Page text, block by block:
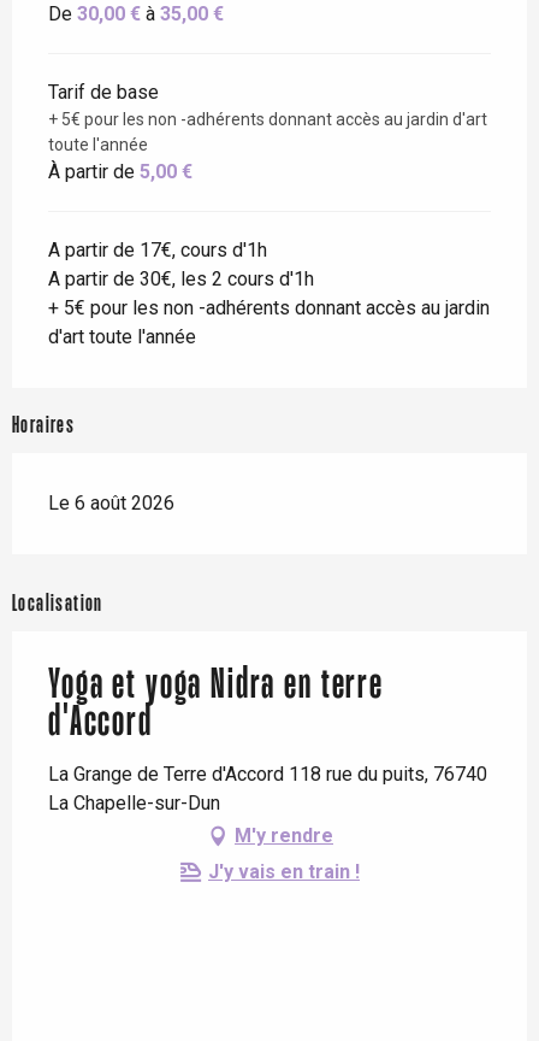
De 30,00 € à 35,00 €
Tarif de base
+ 5€ pour les non -adhérents donnant accès au jardin d'art
toute l'année
À partir de 5,00 €
A partir de 17€, cours d'1h
A partir de 30€, les 2 cours d'1h
+ 5€ pour les non -adhérents donnant accès au jardin
d'art toute l'année
Horaires
Le 6 août 2026
Localisation
Yoga et yoga Nidra en terre
d'Accord
La Grange de Terre d'Accord 118 rue du puits, 76740
La Chapelle-sur-Dun
M'y rendre
J'y vais en train !